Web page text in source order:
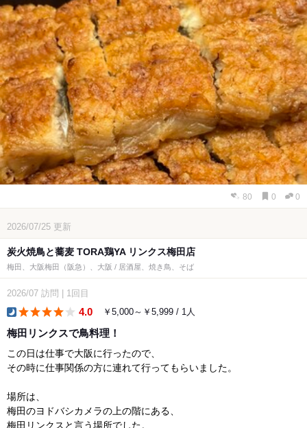
80 0 0
2026/07/25 更新
炭火焼鳥と蕎麦 TORA鶏YA リンクス梅田店
梅田、大阪梅田（阪急）、大阪 / 居酒屋、焼き鳥、そば
2026/07 訪問 1回目
4.0 ￥5,000～￥5,999 / 1人
梅田リンクスで鳥料理！
この日は仕事で大阪に行ったので、
その時に仕事関係の方に連れて行ってもらいました。
場所は、
梅田のヨドバシカメラの上の階にある、
梅田リンクスと言う場所でした。